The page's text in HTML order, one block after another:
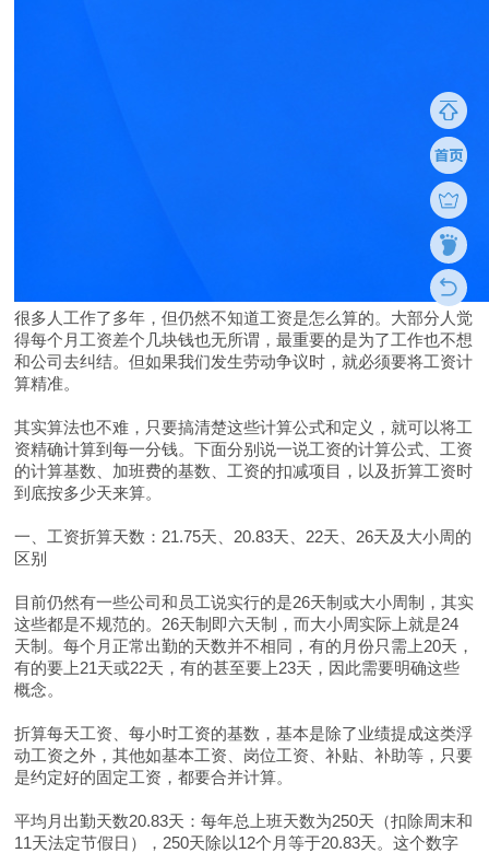
很多人工作了多年，但仍然不知道工资是怎么算的。大部分人觉
得每个月工资差个几块钱也无所谓，最重要的是为了工作也不想
和公司去纠结。但如果我们发生劳动争议时，就必须要将工资计
算精准。
其实算法也不难，只要搞清楚这些计算公式和定义，就可以将工
资精确计算到每一分钱。下面分别说一说工资的计算公式、工资
的计算基数、加班费的基数、工资的扣减项目，以及折算工资时
到底按多少天来算。
一、工资折算天数：21.75天、20.83天、22天、26天及大小周的
区别
目前仍然有一些公司和员工说实行的是26天制或大小周制，其实
这些都是不规范的。26天制即六天制，而大小周实际上就是24
天制。每个月正常出勤的天数并不相同，有的月份只需上20天，
有的要上21天或22天，有的甚至要上23天，因此需要明确这些
概念。
折算每天工资、每小时工资的基数，基本是除了业绩提成这类浮
动工资之外，其他如基本工资、岗位工资、补贴、补助等，只要
是约定好的固定工资，都要合并计算。
平均月出勤天数20.83天：每年总上班天数为250天（扣除周末和
11天法定节假日），250天除以12个月等于20.83天。这个数字